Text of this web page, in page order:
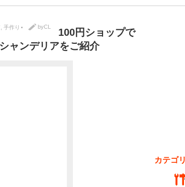
手作り byCL
100円ショップで
ャンデリアをご紹介
カテゴ